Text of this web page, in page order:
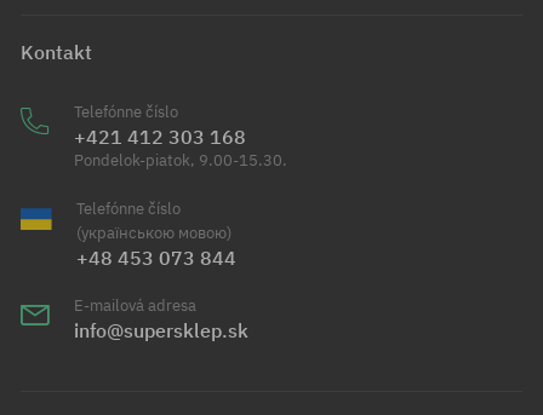
Kontakt
Telefónne číslo
+421 412 303 168
Pondelok-piatok, 9.00-15.30.
Telefónne číslo
(українською мовою)
+48 453 073 844
E-mailová adresa
info@supersklep.sk